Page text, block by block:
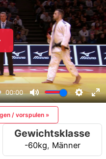
/ vorspulen »
Gewichtsklasse
-60kg, Männer